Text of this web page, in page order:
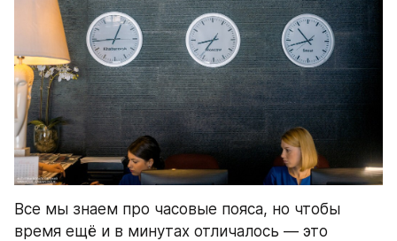
Все мы знаем про часовые пояса, но чтобы
время ещё и в минутах отличалось — это